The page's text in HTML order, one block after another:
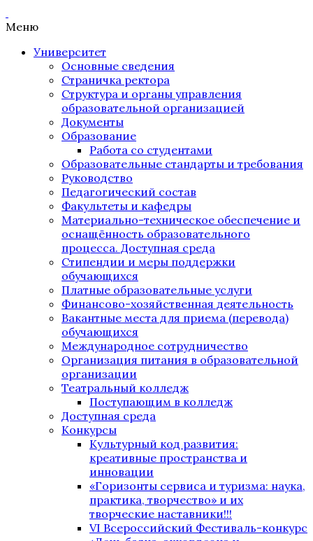
Меню
Университет
Основные сведения
Страничка ректора
Структура и органы управления
образовательной организацией
Документы
Образование
Работа со студентами
Образовательные стандарты и требования
Руководство
Педагогический состав
Факультеты и кафедры
Материально-техническое обеспечение и
оснащённость образовательного
процесса. Доступная среда
Стипендии и меры поддержки
обучающихся
Платные образовательные услуги
Финансово-хозяйственная деятельность
Вакантные места для приема (перевода)
обучающихся
Международное сотрудничество
Организация питания в образовательной
организации
Театральный колледж
Поступающим в колледж
Доступная среда
Конкурсы
Культурный код развития:
креативные пространства и
инновации
«Горизонты сервиса и туризма: наука,
практика, творчество» и их
творческие наставники!!!
VI Всероссийский Фестиваль-конкурс